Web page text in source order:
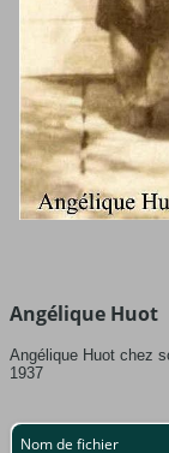
Angélique Huot
Angélique Huot chez
1937
Nom de fichier